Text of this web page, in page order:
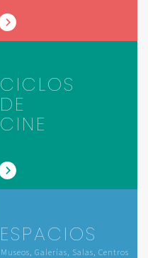
CICLOS
DE
CINE
ESPACIOS
Museos, Galerías, Salas, Centros